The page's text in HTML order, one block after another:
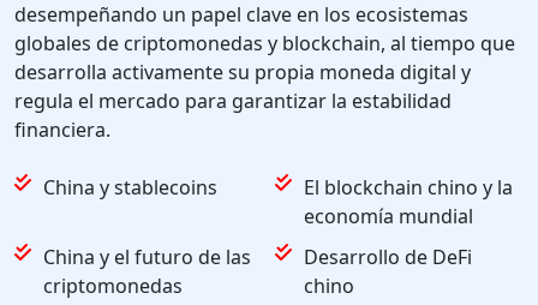
desempeñando un papel clave en los ecosistemas
globales de criptomonedas y blockchain, al tiempo que
desarrolla activamente su propia moneda digital y
regula el mercado para garantizar la estabilidad
financiera.
China y stablecoins
El blockchain chino y la
economía mundial
China y el futuro de las
criptomonedas
Desarrollo de DeFi
chino